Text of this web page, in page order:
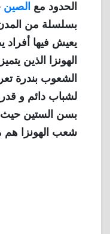
الحدود مع الصين
بسلسلة من
يعيش فيها
الهونزا الذين
الشعوب بندرة
لشباب دائم و
بسن الستين حيث
شعب الهونزا